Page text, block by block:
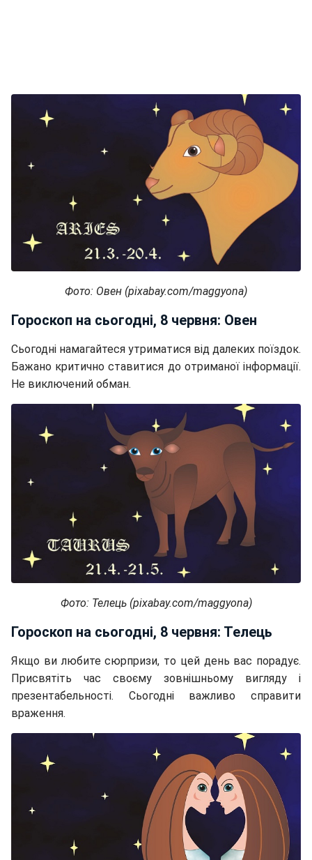
Фото: Овен (pixabay.com/maggyona)
Гороскоп на сьогодні, 8 червня: Овен
Сьогодні намагайтеся утриматися від далеких поїздок.
Бажано критично ставитися до отриманої інформації.
Не виключений обман.
Фото: Телець (pixabay.com/maggyona)
Гороскоп на сьогодні, 8 червня: Телець
Якщо ви любите сюрпризи, то цей день вас порадує.
Присвятіть час своєму зовнішньому вигляду і
презентабельності. Сьогодні важливо справити
враження.